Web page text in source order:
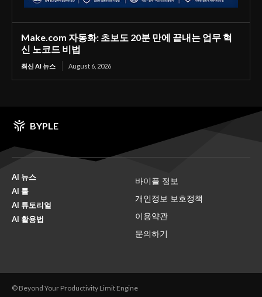
Make.com 자동화: 초보도 20분 만에 끝내는 업무 혁
신 노코드 비법
최신 AI 뉴스 August 6, 2026
BYPLE
AI 뉴스
AI 툴
AI 튜토리얼
AI 활용법
바이플 정보
개인정보 보호정책
이용약관
문의하기
© Beyond Your Productivity Limit Engine